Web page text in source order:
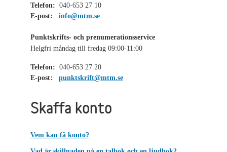
Telefon: 040-653 27 10
E-post:
info@mtm.se
Punktskrifts- och prenumerationsservice
Helgfri måndag till fredag 09:00-11:00
Telefon: 040-653 27 20
E-post:
punktskrift@mtm.se
Skaffa konto
Vem kan få konto?